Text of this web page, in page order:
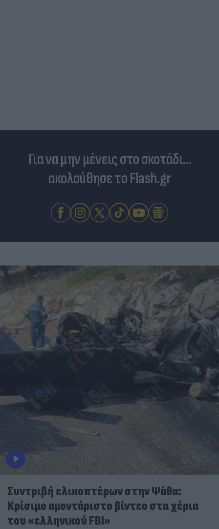
Για να μην μένεις στο σκοτάδι...
ακολούθησε το Flash.gr
Συντριβή ελικοπτέρων στην Ψάθα:
Κρίσιμο αμοντάριστο βίντεο στα χέρια
του «ελληνικού FBI»